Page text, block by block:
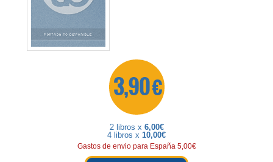
3,90 €
2 libros x 6,00€
4 libros x 10,00€
Gastos de envio para España 5,00€